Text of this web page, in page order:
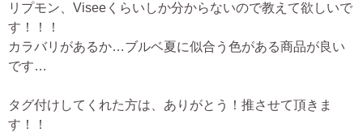
リプモン、Viseeくらいしか分からないので教えて欲しいで
す！！！
カラバリがあるか…ブルベ夏に似合う色がある商品が良い
です…
タグ付けしてくれた方は、ありがとう！推させて頂きま
す！！